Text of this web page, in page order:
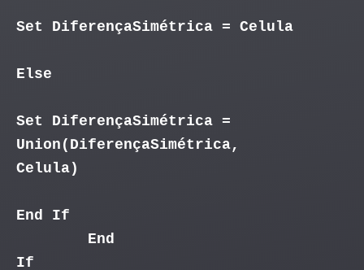
Set DiferençaSimétrica = Celula
Else
Set DiferençaSimétrica =
Union(DiferençaSimétrica,
Celula)
End If
End
If